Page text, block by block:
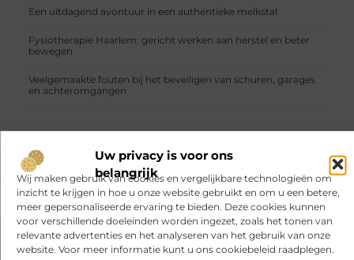
Uw privacy is voor ons
belangrijk
Wij maken gebruik van cookies en vergelijkbare technologieën om
inzicht te krijgen in hoe u onze website gebruikt en om u een betere,
meer gepersonaliseerde ervaring te bieden. Deze cookies kunnen
voor verschillende doeleinden worden ingezet, zoals het tonen van
relevante advertenties en het analyseren van het gebruik van onze
website. Voor meer informatie kunt u ons cookiebeleid raadplegen.
Een uitdagend avontuur in een authentieke melkstal
Fysiotherapie Haarlem: gericht werken aan herstel en beter
bewegen
Veelgemaakte fouten bij het beveiligen van schuren, garages
en achteromgangen
VORIGE
Hoe je kwaliteit verzekert bij metaalbewerking door middel van inspecties en tests
VOLGENDE
Op zoek naar een goede led verstraler 12v